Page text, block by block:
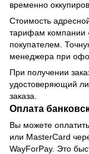
временно
Стоимость
тарифам компании
покупателем.
менеджера при
При получении
удостоверяющий
заказа.
Оплата
Вы можете
или MasterCard
WayForPay. Это